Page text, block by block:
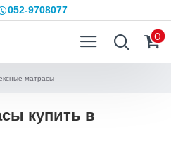
052-9708077
0
матрасы
купить в